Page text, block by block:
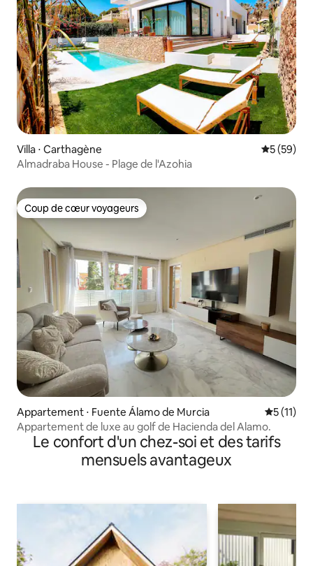
Villa ⋅ Carthagène
5 (59)
Almadraba House - Plage de l'Azohia
Coup de cœur voyageurs
Coup de cœur voyageurs
Appartement ⋅ Fuente Álamo de Murcia
5 (11)
Appartement de luxe au golf de Hacienda del Alamo.
Le confort d'un chez-soi et des tarifs
mensuels avantageux